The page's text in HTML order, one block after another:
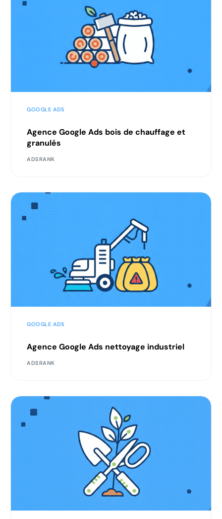
GOOGLE ADS
Agence Google Ads bois de chauffage et
granulés
ADSRANK
GOOGLE ADS
Agence Google Ads nettoyage industriel
ADSRANK